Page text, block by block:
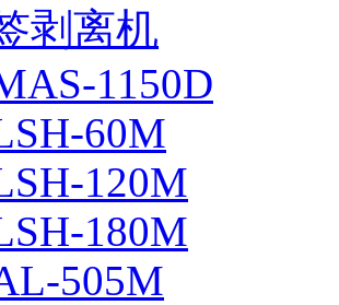
剥离机
1150D
60M
120M
180M
505M